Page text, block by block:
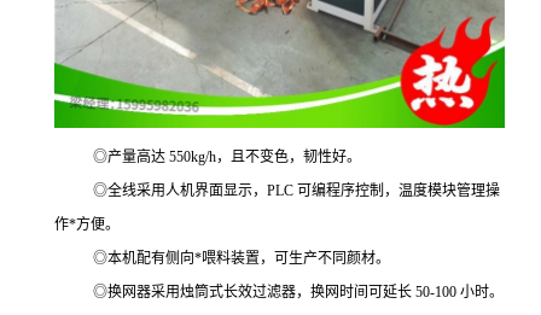
◎产量高达 550kg/h，且不变色，韧性好。
◎全线采用人机界面显示，PLC 可编程序控制，温度模块管理操
作*方便。
◎本机配有侧向*喂料装置，可生产不同颜材。
◎换网器采用烛筒式长效过滤器，换网时间可延长 50-100 小时。